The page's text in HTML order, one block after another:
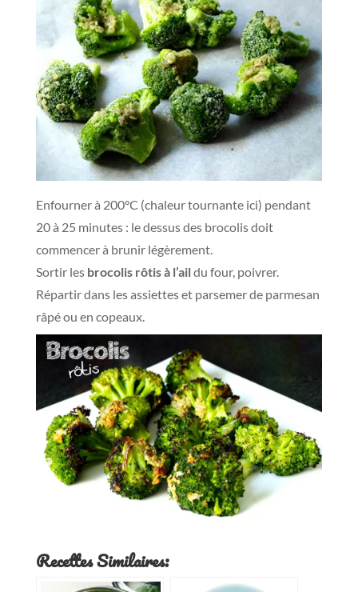
Enfourner à 200°C (chaleur tournante ici) pendant
20 à 25 minutes : le dessus des brocolis doit
commencer à brunir légèrement.
Sortir les brocolis rôtis à l’aildu four, poivrer.
Répartir dans les assiettes et parsemer de parmesan
râpé ou en copeaux.
Recettes Similaires: